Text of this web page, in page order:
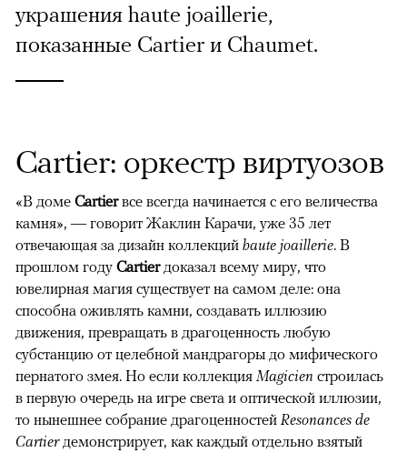
украшения haute joaillerie,
показанные Cartier и Chaumet.
Cartier: оркестр виртуозов
«В доме Cartierвсе всегда начинается с его величества
камня», — говорит Жаклин Карачи, уже 35 лет
отвечающая за дизайн коллекций haute joaillerie. В
прошлом году Cartierдоказал всему миру, что
ювелирная магия существует на самом деле: она
способна оживлять камни, создавать иллюзию
движения, превращать в драгоценность любую
субстанцию от целебной мандрагоры до мифического
пернатого змея. Но если коллекция Magicien строилась
в первую очередь на игре света и оптической иллюзии,
то нынешнее собрание драгоценностей Resonances de
Cartierдемонстрирует, как каждый отдельно взятый